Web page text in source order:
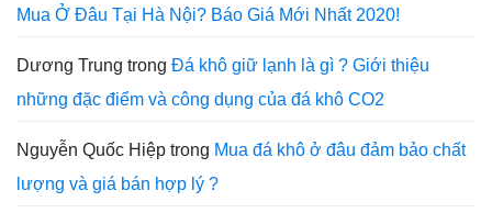
Mua Ở Đâu Tại Hà Nội? Báo Giá Mới Nhất 2020!
Dương Trung trong Đá khô giữ lạnh là gì ? Giới thiệu
những đặc điểm và công dụng của đá khô CO2
Nguyễn Quốc Hiệp trong Mua đá khô ở đâu đảm bảo chất
lượng và giá bán hợp lý ?